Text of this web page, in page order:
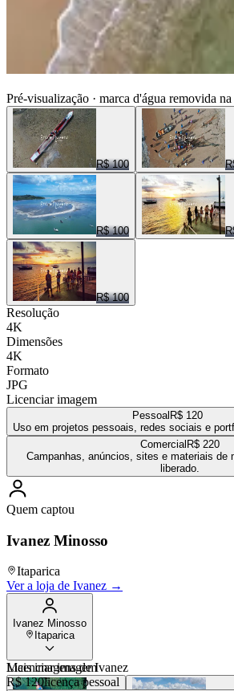
Pré-visualização · marca d'água removida
R$ 100
R$ 100
R$ 100
Resolução
4K
Dimensões
4K
Formato
JPG
Licenciar imagem
Pessoal R$ 120
Uso em projetos pessoais, redes sociais e
Comercial R$ 220
Campanhas, anúncios, sites e materiais de
liberado.
Quem captou
Ivanez Minosso
Itaparica
Ver a loja de Ivanez →
Ivanez Minosso
Itaparica
Mais imagens deIvanez
Licenciar imagem
R$ 120licença pessoal